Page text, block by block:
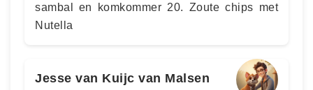
sambal en komkommer 20. Zoute chips met
Nutella
Jesse van Kuijc van Malsen